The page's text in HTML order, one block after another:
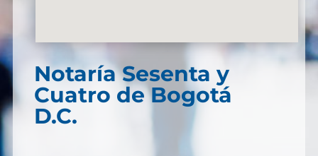
Notaría Sesenta y
Cuatro de Bogotá
D.C.